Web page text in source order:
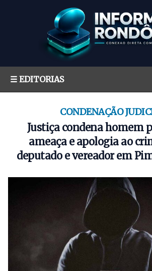
☰ EDITORIAS
CONDENAÇÃO
Justiça condena homem
ameaça e apologia ao
deputado e vereador em